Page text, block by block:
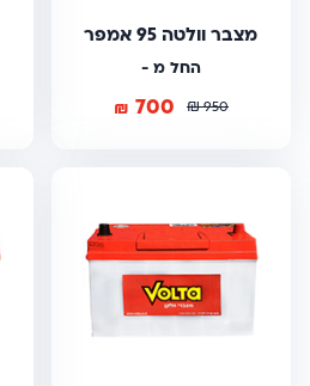
מצבר וולטה 95 אמפר
החל מ -
950
₪
700
₪